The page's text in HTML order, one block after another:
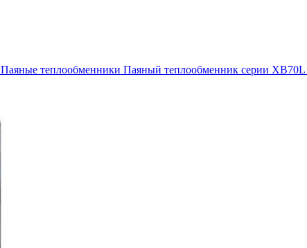
Паяные теплообменники Паяный теплообменник серии XB70L